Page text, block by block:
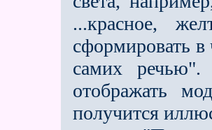
...красное,
сформировать
самих речью".
отображать
получится